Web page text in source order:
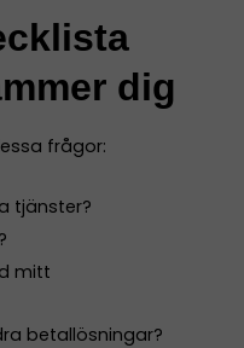
dig
frågor:
tjänster?
mitt
betallösningar?